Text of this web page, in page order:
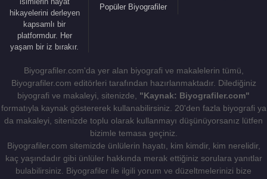
hikayelerini derleyen
kapsamlı bir
platformdur. Her
yaşam bir iz bırakır.
Popüler Biyografiler
Biyografiler.com'da yer alan biyografi ve makalelerin tümü,
Biyografiler.com editörleri tarafından hazırlanmaktadır. Dilediğiniz
biyografi ve makaleyi, sitenizde, "Kaynak: Biyografiler.com"
formatıyla kaynak göstererek kullanabilirsiniz. 20'den fazla biyografi ya
da makaleyi, sitenizde toplu olarak kullanmayı düşünüyorsanız lütfen
bizimle temasa geçiniz.
Biyografiler.com sitemizde ünlülerin hayatı, kim kimdir, kim nerelidir,
kaç yaşındadır gibi ünlüler hakkında merak ettiğiniz sorulara yanıtlar
bulabilirsiniz. Biyografiler ile ilgili yorum ve düzeltmelerinizi bize